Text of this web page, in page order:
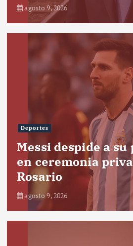
agosto 9, 2026
Deportes
Messi despide a su
en ceremonia
Rosario
agosto 9, 2026